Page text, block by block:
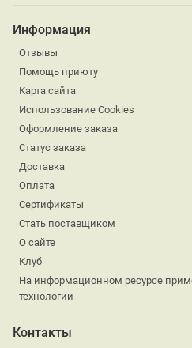
Информация
Отзывы
Помощь приюту
Карта сайта
Использование Cookies
Оформление заказа
Статус заказа
Доставка
Оплата
Сертификаты
Стать поставщиком
О сайте
Клуб
На информационном ресурсе
технологии
Контакты